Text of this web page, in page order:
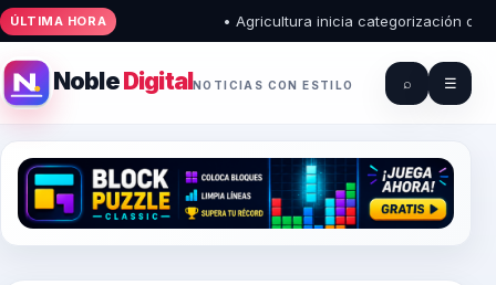
ÚLTIMA HORA • Agricultura inicia categorización de
NobleDigitalNOTICIAS CON ESTILO ⌕ ☰